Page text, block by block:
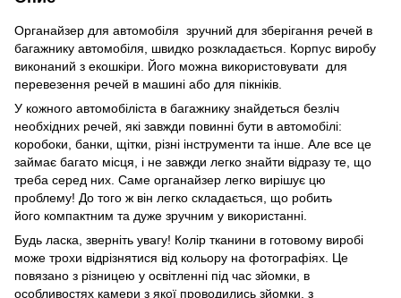
Органайзер для автомобіля зручний для зберігання речей в
багажнику автомобіля, швидко розкладається. Корпус виробу
виконаний з екошкіри. Його можна використовувати для
перевезення речей в машині або для пікніків.
У кожного автомобіліста в багажнику знайдеться безліч
необхідних речей, які завжди повинні бути в автомобілі:
коробоки, банки, щітки, різні інструменти та інше. Але все це
займає багато місця, і не завжди легко знайти відразу те, що
треба серед них. Саме органайзер легко вирішує цю
проблему! До того ж він легко складається, що робить
його компактним та дуже зручним у використанні.
Будь ласка, зверніть увагу! Колір тканини в готовому виробі
може трохи відрізнятися від кольору на фотографіях. Це
повязано з різницею у освітленні під час зйомки, в
особливостях камери з якої проводились зйомки, з